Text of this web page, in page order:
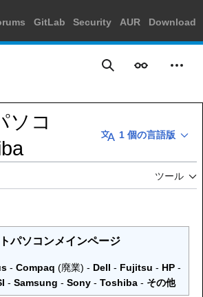
GitLab Security AUR Download
検索 表示 個人
り替え
ソコ
1 個の言語版
ツール
パソコンメインページ
-Compaq (廃業) - Dell - Fujitsu - HP -
- Samsung - Sony- Toshiba- その他